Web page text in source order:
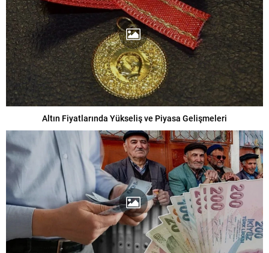
Altın Fiyatlarında Yükseliş ve Piyasa Gelişmeleri